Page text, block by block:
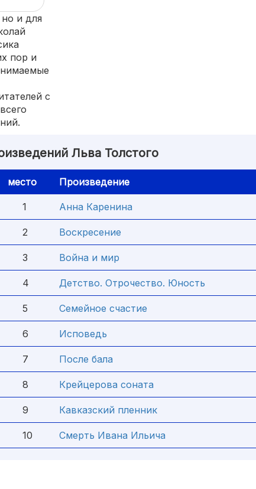
и для
пор и
с
Льва Толстого
место Произведение
1 Анна Каренина
2 Воскресение
3 Война и мир
4 Детство. Отрочество. Юность
5 Семейное счастие
6 Исповедь
7 После бала
8 Крейцерова соната
9 Кавказский пленник
10 Смерть Ивана Ильича